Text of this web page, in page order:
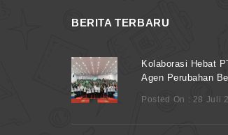
BERITA TERBARU
Kolaborasi Hebat
Agen Perubahan
Posted On : 28 Juli